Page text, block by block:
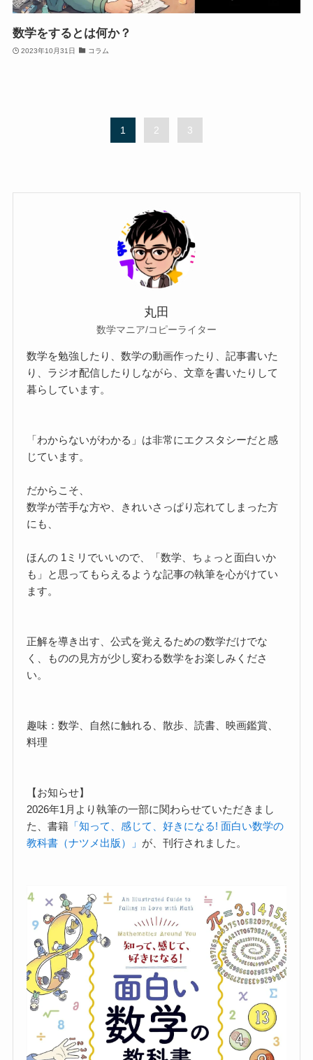
数学をするとは何か？
2023年10月31日 コラム
1 2 3
丸田
数学マニア/コピーライター
数学を勉強したり、数学の動画作ったり、記事書いた
り、ラジオ配信したりしながら、文章を書いたりして
暮らしています。
「わからないがわかる」は非常にエクスタシーだと感
じています。
だからこそ、
数学が苦手な方や、きれいさっぱり忘れてしまった方
にも、
ほんの 1ミリでいいので、「数学、ちょっと面白いか
も」と思ってもらえるような記事の執筆を心がけてい
ます。
正解を導き出す、公式を覚えるための数学だけでな
く、ものの見方が少し変わる数学をお楽しみくださ
い。
趣味：数学、自然に触れる、散歩、読書、映画鑑賞、
料理
【お知らせ】
2026年1月より執筆の一部に関わらせていただきまし
た、書籍 「知って、感じて、好きになる! 面白い数学の
教科書（ナツメ出版）」 が、刊行されました。